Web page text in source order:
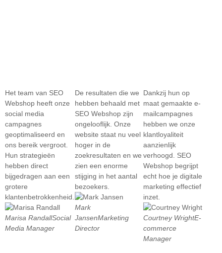
Het team van SEO
Webshop heeft onze
social media
campagnes
geoptimaliseerd en
ons bereik vergroot.
Hun strategieën
hebben direct
bijgedragen aan een
grotere
klantenbetrokkenheid.
Marisa RandallSocial
Media Manager
De resultaten die we
hebben behaald met
SEO Webshop zijn
ongelooflijk. Onze
website staat nu veel
hoger in de
zoekresultaten en we
zien een enorme
stijging in het aantal
bezoekers.
Mark
JansenMarketing
Director
Dankzij hun op
maat gemaakte e-
mailcampagnes
hebben we onze
klantloyaliteit
aanzienlijk
verhoogd. SEO
Webshop begrijpt
echt hoe je digitale
marketing effectief
inzet.
Courtney WrightE-
commerce
Manager